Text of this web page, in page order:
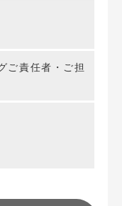
ご責任者・ご担